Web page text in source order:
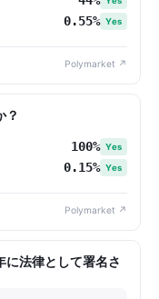
0.55% Yes
Polymarket ↗
？
100% Yes
0.15% Yes
Polymarket ↗
法律として署名さ